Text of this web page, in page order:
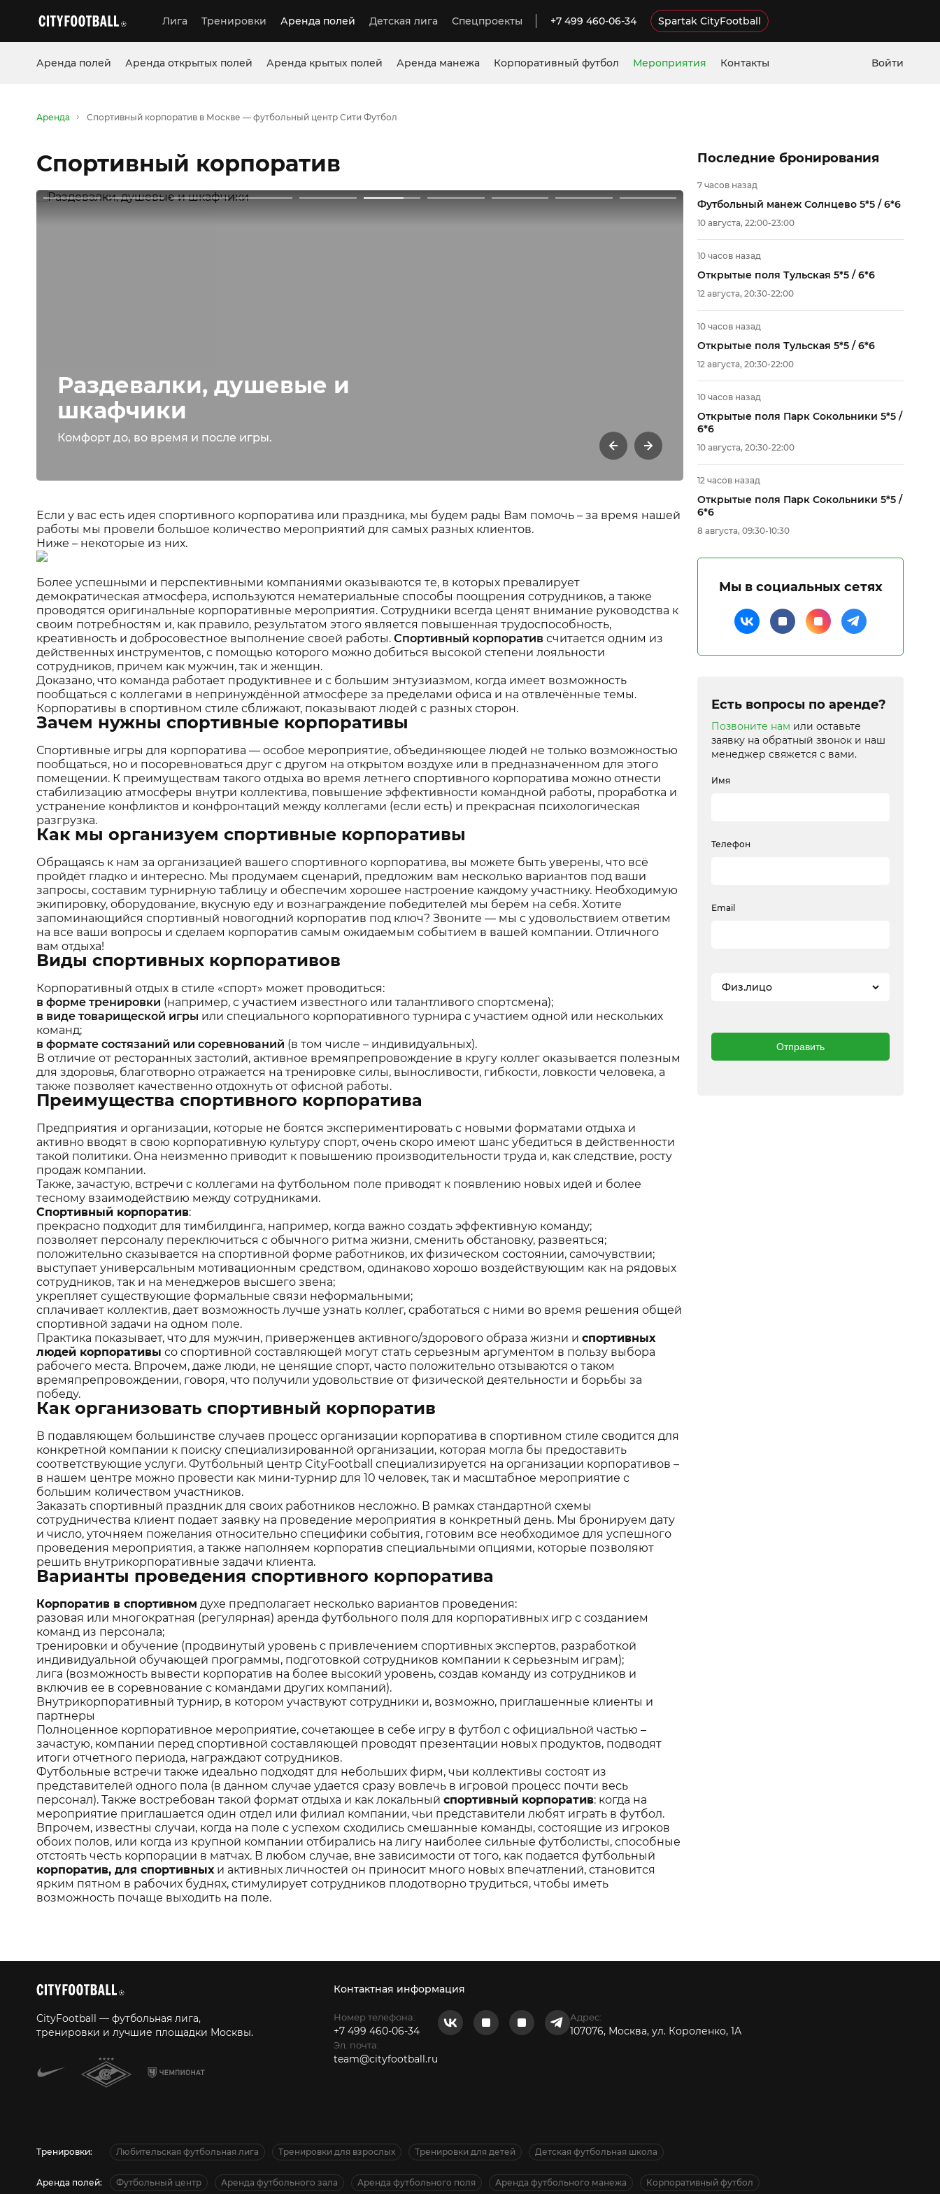
Лига Тренировки Аренда полей Детская лига Спецпроекты +7 499 460-06-34 Spartak CityFootball
Аренда полей Аренда открытых полей Аренда крытых полей Аренда манежа Корпоративный футбол Мероприятия Контакты Войти
Аренда Спортивный корпоратив в Москве — футбольный центр Сити Футбол
Спортивный корпоратив
Раздевалки, душевые и
шкафчики
Комфорт до, во время и после игры. Трибуны и кафе
Если у вас есть идея спортивного корпоратива или праздника, мы будем рады Вам помочь – за время нашей
работы мы провели большое количество мероприятий для самых разных клиентов.
Ниже – некоторые из них.
Более успешными и перспективными компаниями оказываются те, в которых превалирует
демократическая атмосфера, используются нематериальные способы поощрения сотрудников, а также
проводятся оригинальные корпоративные мероприятия. Сотрудники всегда ценят внимание руководства к
своим потребностям и, как правило, результатом этого является повышенная трудоспособность,
креативность и добросовестное выполнение своей работы. Спортивный корпоратив считается одним из
действенных инструментов, с помощью которого можно добиться высокой степени лояльности
сотрудников, причем как мужчин, так и женщин.
Доказано, что команда работает продуктивнее и с большим энтузиазмом, когда имеет возможность
пообщаться с коллегами в непринуждённой атмосфере за пределами офиса и на отвлечённые темы.
Корпоративы в спортивном стиле сближают, показывают людей с разных сторон.
Зачем нужны спортивные корпоративы
Спортивные игры для корпоратива — особое мероприятие, объединяющее людей не только возможностью
пообщаться, но и посоревноваться друг с другом на открытом воздухе или в предназначенном для этого
помещении. К преимуществам такого отдыха во время летнего спортивного корпоратива можно отнести
стабилизацию атмосферы внутри коллектива, повышение эффективности командной работы, проработка и
устранение конфликтов и конфронтаций между коллегами (если есть) и прекрасная психологическая
разгрузка.
Как мы организуем спортивные корпоративы
Обращаясь к нам за организацией вашего спортивного корпоратива, вы можете быть уверены, что всё
пройдёт гладко и интересно. Мы продумаем сценарий, предложим вам несколько вариантов под ваши
запросы, составим турнирную таблицу и обеспечим хорошее настроение каждому участнику. Необходимую
экипировку, оборудование, вкусную еду и вознаграждение победителей мы берём на себя. Хотите
запоминающийся спортивный новогодний корпоратив под ключ? Звоните — мы с удовольствием ответим
на все ваши вопросы и сделаем корпоратив самым ожидаемым событием в вашей компании. Отличного
вам отдыха!
Виды спортивных корпоративов
Корпоративный отдых в стиле «спорт» может проводиться:
в форме тренировки (например, с участием известного или талантливого спортсмена);
в виде товарищеской игры или специального корпоративного турнира с участием одной или нескольких
команд;
в формате состязаний или соревнований (в том числе – индивидуальных).
В отличие от ресторанных застолий, активное времяпрепровождение в кругу коллег оказывается полезным
для здоровья, благотворно отражается на тренировке силы, выносливости, гибкости, ловкости человека, а
также позволяет качественно отдохнуть от офисной работы.
Преимущества спортивного корпоратива
Предприятия и организации, которые не боятся экспериментировать с новыми форматами отдыха и
активно вводят в свою корпоративную культуру спорт, очень скоро имеют шанс убедиться в действенности
такой политики. Она неизменно приводит к повышению производительности труда и, как следствие, росту
продаж компании.
Также, зачастую, встречи с коллегами на футбольном поле приводят к появлению новых идей и более
тесному взаимодействию между сотрудниками.
Спортивный корпоратив:
прекрасно подходит для тимбилдинга, например, когда важно создать эффективную команду;
позволяет персоналу переключиться с обычного ритма жизни, сменить обстановку, развеяться;
положительно сказывается на спортивной форме работников, их физическом состоянии, самочувствии;
выступает универсальным мотивационным средством, одинаково хорошо воздействующим как на рядовых
сотрудников, так и на менеджеров высшего звена;
укрепляет существующие формальные связи неформальными;
сплачивает коллектив, дает возможность лучше узнать коллег, сработаться с ними во время решения общей
спортивной задачи на одном поле.
Практика показывает, что для мужчин, приверженцев активного/здорового образа жизни и спортивных
людей корпоративы со спортивной составляющей могут стать серьезным аргументом в пользу выбора
рабочего места. Впрочем, даже люди, не ценящие спорт, часто положительно отзываются о таком
времяпрепровождении, говоря, что получили удовольствие от физической деятельности и борьбы за
победу.
Как организовать спортивный корпоратив
В подавляющем большинстве случаев процесс организации корпоратива в спортивном стиле сводится для
конкретной компании к поиску специализированной организации, которая могла бы предоставить
соответствующие услуги. Футбольный центр CityFootball специализируется на организации корпоративов –
в нашем центре можно провести как мини-турнир для 10 человек, так и масштабное мероприятие с
большим количеством участников.
Заказать спортивный праздник для своих работников несложно. В рамках стандартной схемы
сотрудничества клиент подает заявку на проведение мероприятия в конкретный день. Мы бронируем дату
и число, уточняем пожелания относительно специфики события, готовим все необходимое для успешного
проведения мероприятия, а также наполняем корпоратив специальными опциями, которые позволяют
решить внутрикорпоративные задачи клиента.
Варианты проведения спортивного корпоратива
Корпоратив в спортивном духе предполагает несколько вариантов проведения:
разовая или многократная (регулярная) аренда футбольного поля для корпоративных игр с созданием
команд из персонала;
тренировки и обучение (продвинутый уровень с привлечением спортивных экспертов, разработкой
индивидуальной обучающей программы, подготовкой сотрудников компании к серьезным играм);
лига (возможность вывести корпоратив на более высокий уровень, создав команду из сотрудников и
включив ее в соревнование с командами других компаний).
Внутрикорпоративный турнир, в котором участвуют сотрудники и, возможно, приглашенные клиенты и
партнеры
Полноценное корпоративное мероприятие, сочетающее в себе игру в футбол с официальной частью –
зачастую, компании перед спортивной составляющей проводят презентации новых продуктов, подводят
итоги отчетного периода, награждают сотрудников.
Футбольные встречи также идеально подходят для небольших фирм, чьи коллективы состоят из
представителей одного пола (в данном случае удается сразу вовлечь в игровой процесс почти весь
персонал). Также востребован такой формат отдыха и как локальный спортивный корпоратив: когда на
мероприятие приглашается один отдел или филиал компании, чьи представители любят играть в футбол.
Впрочем, известны случаи, когда на поле с успехом сходились смешанные команды, состоящие из игроков
обоих полов, или когда из крупной компании отбирались на лигу наиболее сильные футболисты, способные
отстоять честь корпорации в матчах. В любом случае, вне зависимости от того, как подается футбольный
корпоратив, для спортивныхи активных личностей он приносит много новых впечатлений, становится
ярким пятном в рабочих буднях, стимулирует сотрудников плодотворно трудиться, чтобы иметь
возможность почаще выходить на поле.
Последние бронирования
7 часов назад
Футбольный манеж Солнцево 5*5 / 6*6
10 августа, 22:00-23:00
10 часов назад
Открытые поля Тульская 5*5 / 6*6
12 августа, 20:30-22:00
10 часов назад
Открытые поля Тульская 5*5 / 6*6
12 августа, 20:30-22:00
10 часов назад
Открытые поля Парк Сокольники 5*5 /
6*6
10 августа, 20:30-22:00
12 часов назад
Открытые поля Парк Сокольники 5*5 /
6*6
8 августа, 09:30-10:30
Мы в социальных сетях
Есть вопросы по аренде?
Позвоните нам или оставьте
заявку на обратный звонок и наш
менеджер свяжется с вами.
Имя
Телефон
Email
Физ.лицо
Отправить
CityFootball — футбольная лига,
тренировки и лучшие площадки Москвы.
Контактная информация
Номер телефона:
+7 499 460-06-34
Эл. почта:
team@cityfootball.ru
Адрес:
107076, Москва, ул. Короленко, 1А
Тренировки: Любительская футбольная лига Тренировки для взрослых Тренировки для детей Детская футбольная школа
Аренда полей: Футбольный центр Аренда футбольного зала Аренда футбольного поля Аренда футбольного манежа Корпоративный футбол